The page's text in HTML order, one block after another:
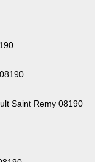
Saint Remy 08190